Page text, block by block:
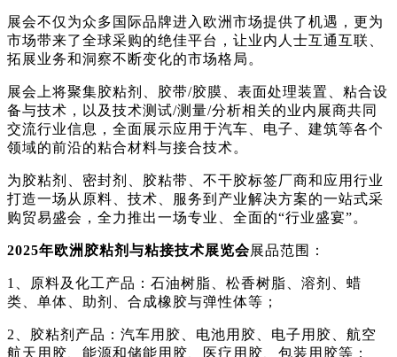
展会不仅为众多国际品牌进入欧洲市场提供了机遇，更为
市场带来了全球采购的绝佳平台，让业内人士互通互联、
拓展业务和洞察不断变化的市场格局。
展会上将聚集胶粘剂、胶带/胶膜、表面处理装置、粘合设
备与技术，以及技术测试/测量/分析相关的业内展商共同
交流行业信息，全面展示应用于汽车、电子、建筑等各个
领域的前沿的粘合材料与接合技术。
为胶粘剂、密封剂、胶粘带、不干胶标签厂商和应用行业
打造一场从原料、技术、服务到产业解决方案的一站式采
购贸易盛会，全力推出一场专业、全面的“行业盛宴”。
2025年欧洲胶粘剂与粘接技术展览会展品范围：
1、原料及化工产品：石油树脂、松香树脂、溶剂、蜡
类、单体、助剂、合成橡胶与弹性体等；
2、胶粘剂产品：汽车用胶、电池用胶、电子用胶、航空
航天用胶、能源和储能用胶、医疗用胶、包装用胶等；